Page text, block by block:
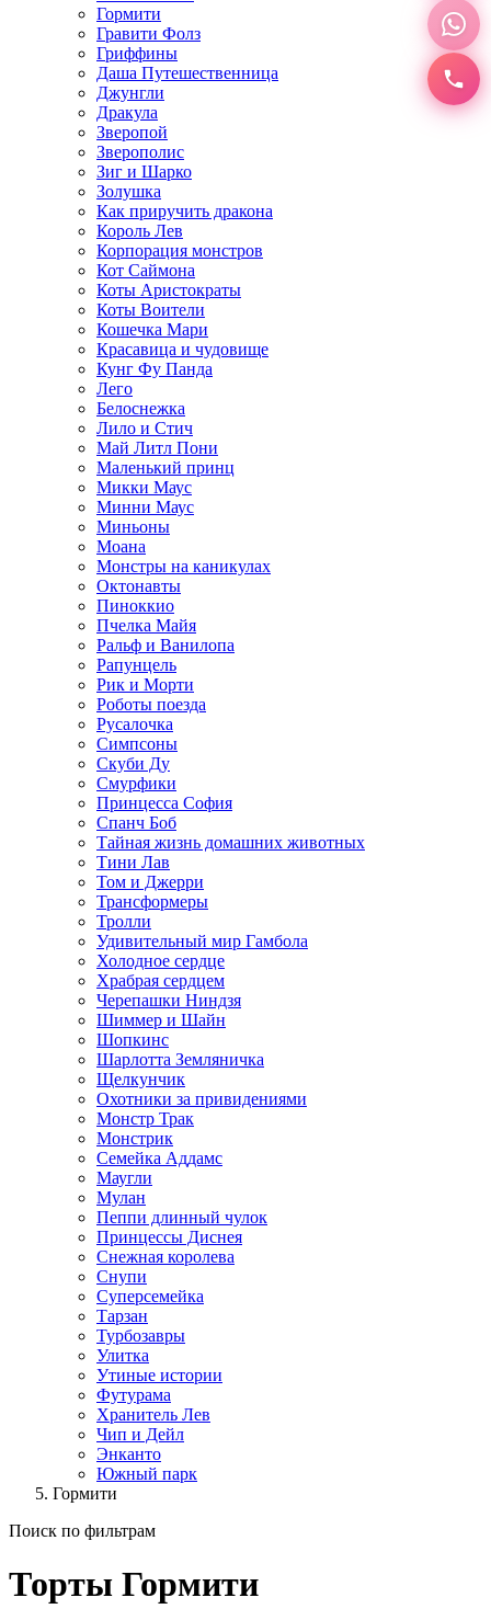
Гормити
Гравити Фолз
Гриффины
Даша Путешественница
Джунгли
Дракула
Зверопой
Зверополис
Зиг и Шарко
Золушка
Как приручить дракона
Король Лев
Корпорация монстров
Кот Саймона
Коты Аристократы
Коты Воители
Кошечка Мари
Красавица и чудовище
Кунг Фу Панда
Лего
Белоснежка
Лило и Стич
Май Литл Пони
Маленький принц
Микки Маус
Минни Маус
Миньоны
Моана
Монстры на каникулах
Октонавты
Пиноккио
Пчелка Майя
Ральф и Ванилопа
Рапунцель
Рик и Морти
Роботы поезда
Русалочка
Симпсоны
Скуби Ду
Смурфики
Принцесса София
Спанч Боб
Тайная жизнь домашних животных
Тини Лав
Том и Джерри
Трансформеры
Тролли
Удивительный мир Гамбола
Холодное сердце
Храбрая сердцем
Черепашки Ниндзя
Шиммер и Шайн
Шопкинс
Шарлотта Земляничка
Щелкунчик
Охотники за привидениями
Монстр Трак
Монстрик
Семейка Аддамс
Маугли
Мулан
Пеппи длинный чулок
Принцессы Диснея
Снежная королева
Снупи
Суперсемейка
Тарзан
Турбозавры
Улитка
Утиные истории
Футурама
Хранитель Лев
Чип и Дейл
Энканто
Южный парк
Гормити
Поиск по фильтрам
Торты Гормити